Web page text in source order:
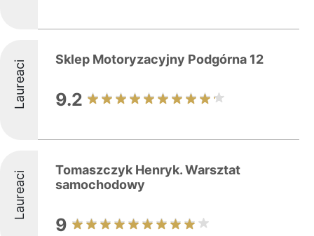
Laureaci Sklep Motoryzacyjny Podgórna 12
9.2
Laureaci
Tomaszczyk Henryk. Warsztat
samochodowy
9